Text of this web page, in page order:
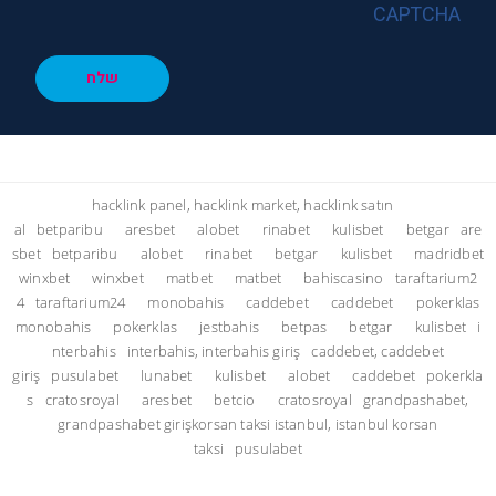
CAPTCHA
שלח
hacklink panel, hacklink market, hacklink satın
al
betparibu aresbet alobet rinabet kulisbet betgar
are
sbet
betparibu alobet rinabet betgar kulisbet
madridbet
winxbet
winxbet matbet matbet bahiscasino
taraftarium2
4 taraftarium24 monobahis caddebet caddebet
pokerklas
monobahis
pokerklas jestbahis betpas betgar kulisbet
i
nterbahis
interbahis, interbahis giriş
caddebet, caddebet
giriş
pusulabet lunabet kulisbet alobet caddebet
pokerkla
s
cratosroyal aresbet betcio cratosroyal
grandpashabet,
grandpashabet girişkorsan taksi istanbul, istanbul korsan
taksi
pusulabet